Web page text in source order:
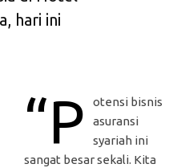
hari ini
“P
otensi bisnis
asuransi
syariah ini
sangat besar sekali. Kita